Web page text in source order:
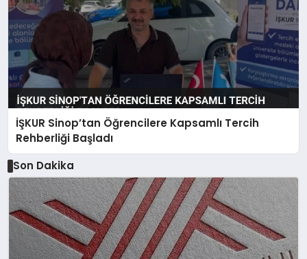
İŞKUR Sinop’tan Öğrencilere Kapsamlı Tercih
Rehberliği Başladı
Son Dakika